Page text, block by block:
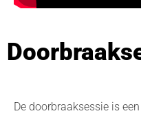
De doorbraaksessie is